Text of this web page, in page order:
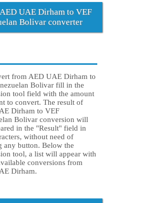
UAE Dirham to VEF
Bolivar converter
from AED UAE Dirham to
Bolivar fill in the
tool field with the amount
to convert. The result of
Dirham to VEF
Bolivar conversion will
in the "Result" field in
without need of
any button. Below the
tool, a list will appear with
conversions from
Dirham.